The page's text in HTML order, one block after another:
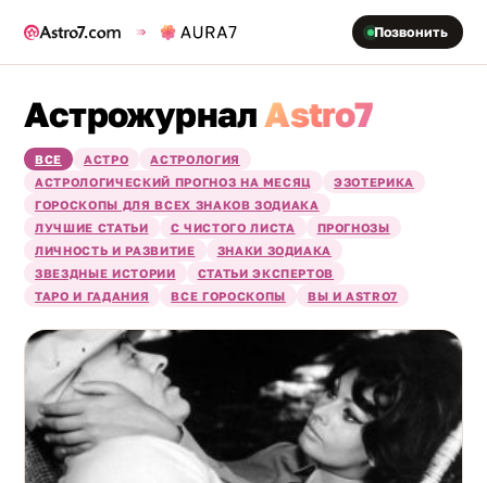
Позвонить
АстрожурналAstro7
ВСЕ АСТРО
АСТРОЛОГИЯ
АСТРОЛОГИЧЕСКИЙ ПРОГНОЗ НА МЕСЯЦ
ЭЗОТЕРИКА
ГОРОСКОПЫ ДЛЯ ВСЕХ ЗНАКОВ ЗОДИАКА
ЛУЧШИЕ СТАТЬИ
С ЧИСТОГО ЛИСТА
ПРОГНОЗЫ
ЛИЧНОСТЬ И РАЗВИТИЕ
ЗНАКИ ЗОДИАКА
ЗВЕЗДНЫЕ ИСТОРИИ
СТАТЬИ ЭКСПЕРТОВ
ТАРО И ГАДАНИЯ
ВСЕ ГОРОСКОПЫ ВЫ И ASTRO7